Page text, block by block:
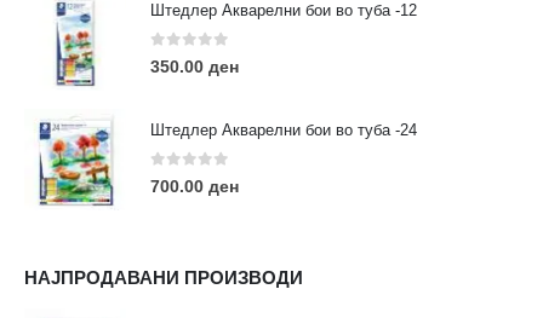
Штедлер Акварелни бои во туба -12
0out of 5
350.00 ден
Штедлер Акварелни бои во туба -24
0out of 5
700.00 ден
НАЈПРОДАВАНИ ПРОИЗВОДИ